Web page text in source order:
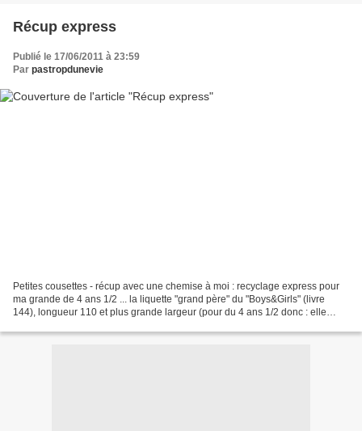
Récup express
Publié le 17/06/2011 à 23:59
Par pastropdunevie
Petites cousettes - récup avec une chemise à moi : recyclage express pour
ma grande de 4 ans 1/2 ... la liquette "grand père" du "Boys&Girls" (livre
144), longueur 110 et plus grande largeur (pour du 4 ans 1/2 donc : elle